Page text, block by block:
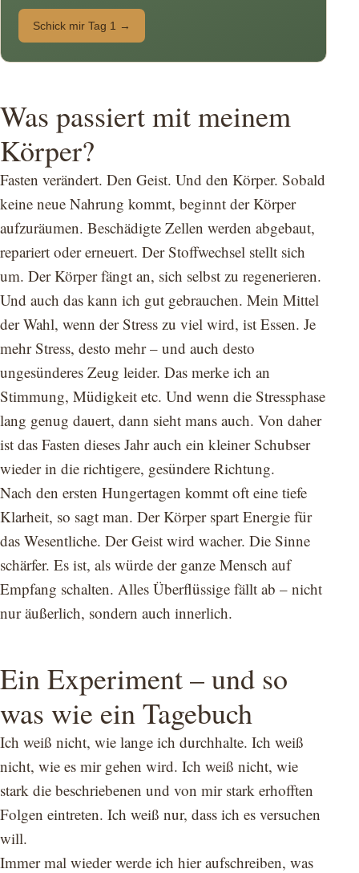
Schick mir Tag 1 →
Was passiert mit meinem
Körper?
Fasten verändert. Den Geist. Und den Körper. Sobald
keine neue Nahrung kommt, beginnt der Körper
aufzuräumen. Beschädigte Zellen werden abgebaut,
repariert oder erneuert. Der Stoffwechsel stellt sich
um. Der Körper fängt an, sich selbst zu regenerieren.
Und auch das kann ich gut gebrauchen. Mein Mittel
der Wahl, wenn der Stress zu viel wird, ist Essen. Je
mehr Stress, desto mehr – und auch desto
ungesünderes Zeug leider. Das merke ich an
Stimmung, Müdigkeit etc. Und wenn die Stressphase
lang genug dauert, dann sieht mans auch. Von daher
ist das Fasten dieses Jahr auch ein kleiner Schubser
wieder in die richtigere, gesündere Richtung.
Nach den ersten Hungertagen kommt oft eine tiefe
Klarheit, so sagt man. Der Körper spart Energie für
das Wesentliche. Der Geist wird wacher. Die Sinne
schärfer. Es ist, als würde der ganze Mensch auf
Empfang schalten. Alles Überflüssige fällt ab – nicht
nur äußerlich, sondern auch innerlich.
Ein Experiment – und so
was wie ein Tagebuch
Ich weiß nicht, wie lange ich durchhalte. Ich weiß
nicht, wie es mir gehen wird. Ich weiß nicht, wie
stark die beschriebenen und von mir stark erhofften
Folgen eintreten. Ich weiß nur, dass ich es versuchen
will.
Immer mal wieder werde ich hier aufschreiben, was